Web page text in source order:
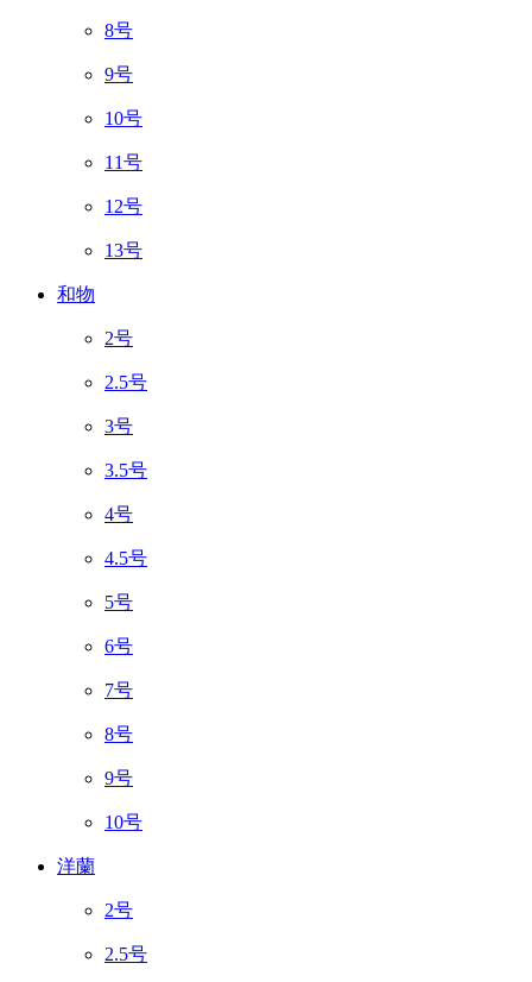
8号
9号
10号
11号
12号
13号
和物
2号
2.5号
3号
3.5号
4号
4.5号
5号
6号
7号
8号
9号
10号
洋蘭
2号
2.5号